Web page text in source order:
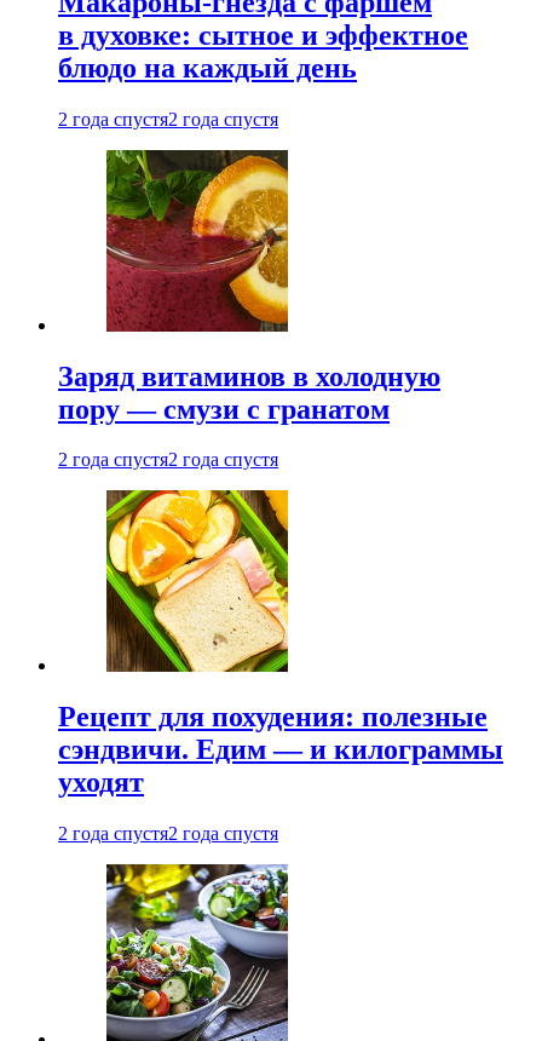
в духовке: сытное и эффектное
блюдо на каждый день
2 года спустя2 года спустя
Заряд витаминов в холодную
пору — смузи с гранатом
2 года спустя2 года спустя
Рецепт для похудения: полезные
сэндвичи. Едим — и килограммы
уходят
2 года спустя2 года спустя